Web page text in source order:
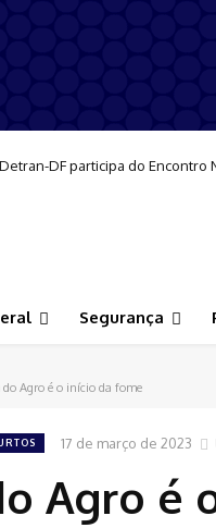
Detran-DF participa do Encontro
Segurança
Agro é o início da fome
17 de março de 2023
Agro é